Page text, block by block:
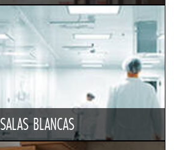
SALAS BLANCAS